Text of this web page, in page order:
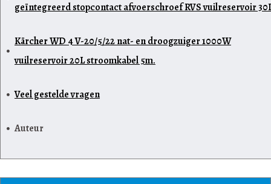
geïntegreerd stopcontact afvoerschroef RVS vuilreservoir
Kärcher WD 4 V-20/5/22 nat- en droogzuiger 1000W
vuilreservoir 20L stroomkabel 5m.
Veel gestelde vragen
Auteur